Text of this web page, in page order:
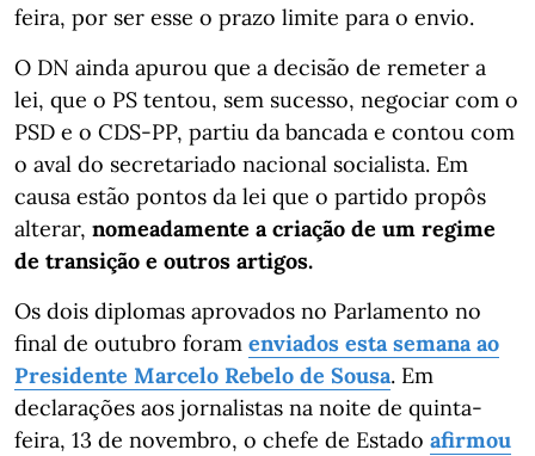
feira, por ser esse o prazo limite para o envio.
O DN ainda apurou que a decisão de remeter a
lei, que o PS tentou, sem sucesso, negociar com o
PSD e o CDS-PP, partiu da bancada e contou com
o aval do secretariado nacional socialista. Em
causa estão pontos da lei que o partido propôs
alterar, nomeadamente a criação de um regime
de transição e outros artigos.
Os dois diplomas aprovados no Parlamento no
final de outubro foram enviados esta semana ao
Presidente Marcelo Rebelo de Sousa. Em
declarações aos jornalistas na noite de quinta-
feira, 13 de novembro, o chefe de Estado afirmou